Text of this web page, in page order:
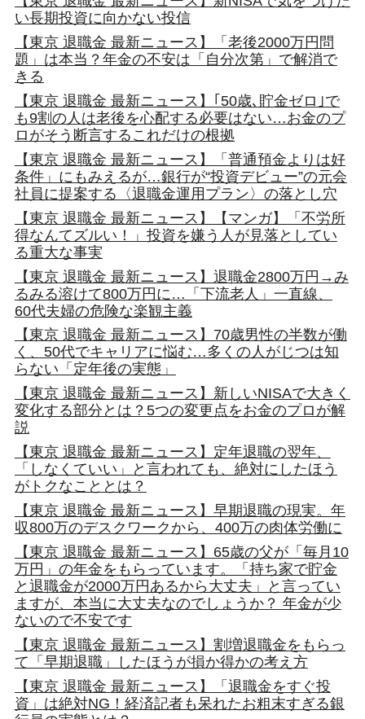
い長期投資に向かない投信
【東京 退職金 最新ニュース】「老後2000万円問
題」は本当？年金の不安は「自分次第」で解消で
きる
【東京 退職金 最新ニュース】｢50歳､貯金ゼロ｣で
も9割の人は老後を心配する必要はない…お金のプ
ロがそう断言するこれだけの根拠
【東京 退職金 最新ニュース】「普通預金よりは好
条件」にもみえるが…銀行が“投資デビュー”の元会
社員に提案する〈退職金運用プラン〉の落とし穴
【東京 退職金 最新ニュース】【マンガ】「不労所
得なんてズルい！」投資を嫌う人が見落としてい
る重大な事実
【東京 退職金 最新ニュース】退職金2800万円→み
るみる溶けて800万円に…「下流老人」一直線、
60代夫婦の危険な楽観主義
【東京 退職金 最新ニュース】70歳男性の半数が働
く、50代でキャリアに悩む…多くの人がじつは知
らない「定年後の実態」
【東京 退職金 最新ニュース】新しいNISAで大きく
変化する部分とは？5つの変更点をお金のプロが解
説
【東京 退職金 最新ニュース】定年退職の翌年、
「しなくていい」と言われても、絶対にしたほう
がトクなこととは？
【東京 退職金 最新ニュース】早期退職の現実。年
収800万のデスクワークから、400万の肉体労働に
【東京 退職金 最新ニュース】65歳の父が「毎月10
万円」の年金をもらっています。「持ち家で貯金
と退職金が2000万円あるから大丈夫」と言ってい
ますが、本当に大丈夫なのでしょうか？ 年金が少
ないので不安です
【東京 退職金 最新ニュース】割増退職金をもらっ
て「早期退職」したほうが損か得かの考え方
【東京 退職金 最新ニュース】「退職金をすぐ投
資」は絶対NG！経済記者も呆れたお粗末すぎる銀